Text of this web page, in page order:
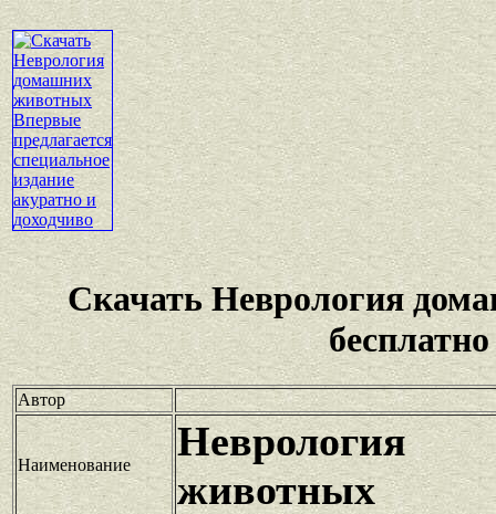
Скачать Неврология
бесплатно
Автор
Наименование
животных